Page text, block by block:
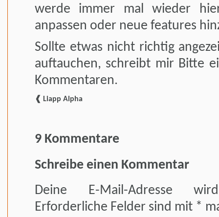
werde immer mal wieder
anpassen oder neue features
Sollte etwas nicht richtig
auftauchen, schreibt mir Bitte
Kommentaren.
❰ Liapp Alpha
9 Kommentare
Schreibe einen Kommentar
Deine E-Mail-Adresse
Erforderliche Felder sind mit *